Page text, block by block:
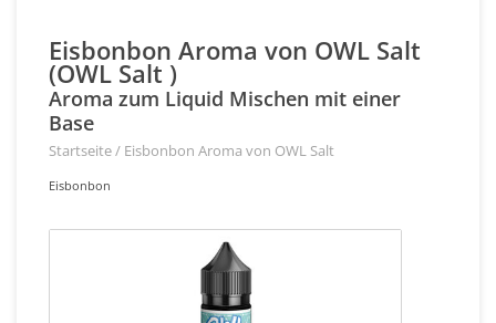
Eisbonbon Aroma von OWL Salt
(OWL Salt )
Aroma zum Liquid Mischen mit einer
Base
Startseite/ Eisbonbon Aroma von OWL Salt
Eisbonbon